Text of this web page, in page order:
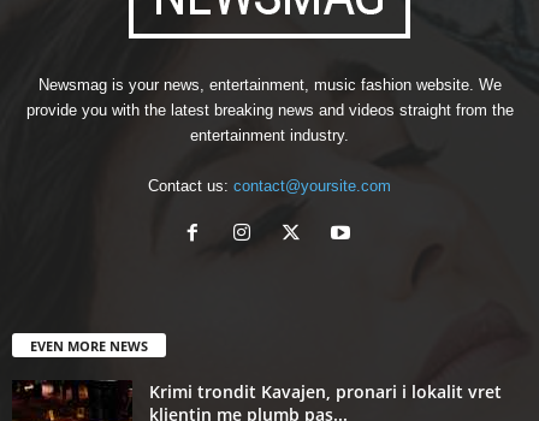
Newsmag is your news, entertainment, music fashion website. We
provide you with the latest breaking news and videos straight from the
entertainment industry.
Contact us: contact@yoursite.com
EVEN MORE NEWS
Krimi trondit Kavajen, pronari i lokalit vret
klientin me plumb pas...